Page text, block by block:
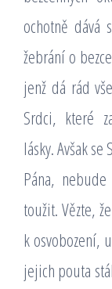
ochotně
žebrání o
jenž dá rád
Srdci, které
lásky. Avšak
Pána,
toužit. Vězte,
k osvobození,
jejich pouta